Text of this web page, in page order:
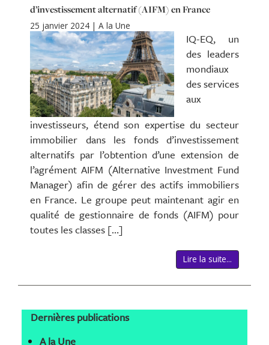
d’investissement alternatif (AIFM) en France
25 janvier 2024 | A la Une
IQ-EQ, un
des leaders
mondiaux
des services
aux
investisseurs, étend son expertise du secteur
immobilier dans les fonds d’investissement
alternatifs par l’obtention d’une extension de
l’agrément AIFM (Alternative Investment Fund
Manager) afin de gérer des actifs immobiliers
en France. Le groupe peut maintenant agir en
qualité de gestionnaire de fonds (AIFM) pour
toutes les classes […]
Lire la suite...
Dernières publications
A la Une